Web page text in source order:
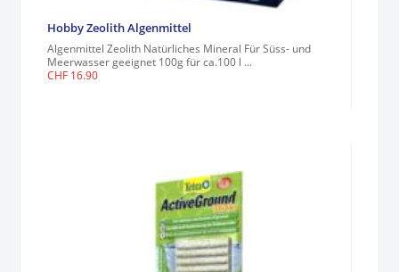
Hobby Zeolith Algenmittel
Algenmittel Zeolith Natürliches Mineral Für Süss- und
Meerwasser geeignet 100g für ca.100 l ...
CHF 16.90